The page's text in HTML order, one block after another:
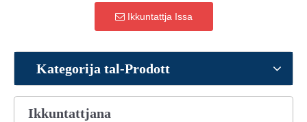
Ikkuntattja Issa
Kategorija tal-Prodott
Ikkuntattjana